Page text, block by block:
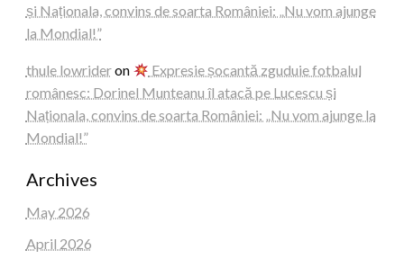
și Naționala, convins de soarta României: „Nu vom ajunge
la Mondial!”
thule lowrideron
Expresie șocantă zguduie fotbalul
românesc: Dorinel Munteanu îl atacă pe Lucescu și
Naționala, convins de soarta României: „Nu vom ajunge la
Mondial!”
Archives
May 2026
April 2026